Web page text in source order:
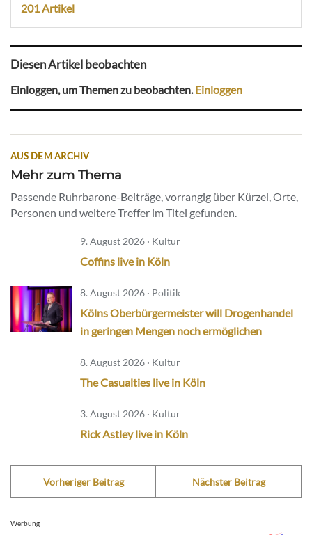
201 Artikel
Diesen Artikel beobachten
Einloggen, um Themen zu beobachten.Einloggen
AUS DEM ARCHIV
Mehr zum Thema
Passende Ruhrbarone-Beiträge, vorrangig über Kürzel, Orte,
Personen und weitere Treffer im Titel gefunden.
9. August 2026 · Kultur
Coffins live in Köln
8. August 2026 · Politik
Kölns Oberbürgermeister will Drogenhandel
in geringen Mengen noch ermöglichen
8. August 2026 · Kultur
The Casualties live in Köln
3. August 2026 · Kultur
Rick Astley live in Köln
Vorheriger Beitrag Nächster Beitrag
Werbung